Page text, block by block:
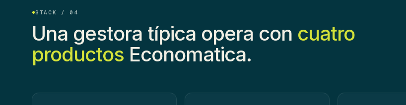
STACK / 04
Una gestora típica opera con cuatro
productos Economatica.